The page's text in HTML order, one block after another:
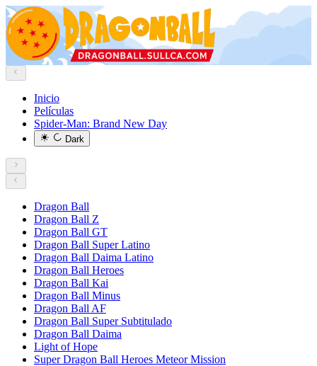
Inicio
Películas
Spider-Man: Brand New Day
Dark
Dragon Ball
Dragon Ball Z
Dragon Ball GT
Dragon Ball Super Latino
Dragon Ball Daima Latino
Dragon Ball Heroes
Dragon Ball Kai
Dragon Ball Minus
Dragon Ball AF
Dragon Ball Super Subtitulado
Dragon Ball Daima
Light of Hope
Super Dragon Ball Heroes Meteor Mission